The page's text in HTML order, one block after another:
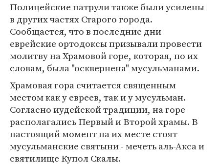
Полицейские патрули также были усилены
в других частях Старого города.
Сообщается, что в последние дни
еврейские ортодоксы призывали провести
молитву на Храмовой горе, которая, по их
словам, была "осквернена" мусульманами.
Храмовая гора считается священным
местом как у евреев, так и у мусульман.
Согласно иудейской традиции, на горе
располагались Первый и Второй храмы. В
настоящий момент на их месте стоят
мусульманские святыни - мечеть аль-Акса и
святилище Купол Скалы.